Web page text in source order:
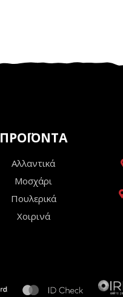
ΠΡΟΪΟΝΤΑ
Αλλαντικά
Μοσχάρι
Πουλερικά
Χοιρινά